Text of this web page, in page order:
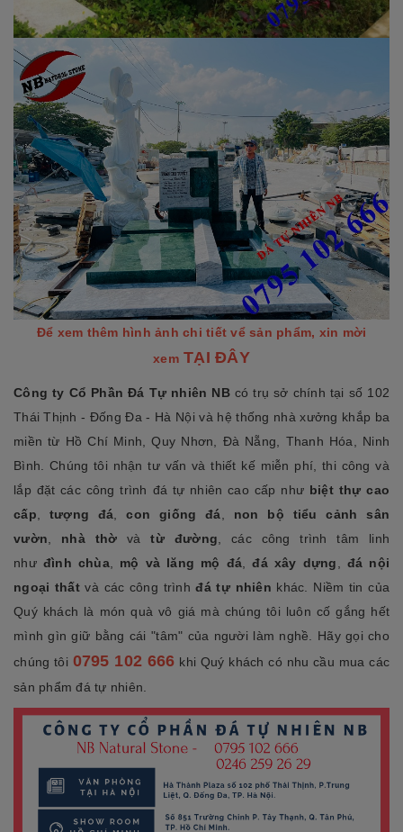
Để xem thêm hình ảnh chi tiết vể sản phẩm, xin mời
xemTẠI ĐÂY
Công ty Cổ Phần Đá Tự nhiên NBcó trụ sở chính tại số 102
Thái Thịnh - Đống Đa - Hà Nội và hệ thống nhà xưởng khắp ba
miền từ Hồ Chí Minh, Quy Nhơn, Đà Nẵng, Thanh Hóa, Ninh
Bình. Chúng tôi nhận tư vấn và thiết kế miễn phí, thi công và
lắp đặt các công trình đá tự nhiên cao cấp như biệt thự cao
cấp, tượng đá,con giống đá, non bộ tiểu cảnh sân
vườn, nhà thờ vàtừ đường, các công trình tâm linh
như đình chùa, mộ và lăng mộ đá,đá xây dựng, đá nội
ngoại thấtvà các công trìnhđá tự nhiên khác. Niềm tin của
Quý khách là món quà vô giá mà chúng tôi luôn cố gắng hết
mình gìn giữ bằng cái "tâm" của người làm nghề. Hãy gọi cho
chúng tôi 0795 102 666 khi Quý khách có nhu cầu mua các
sản phẩm đá tự nhiên.